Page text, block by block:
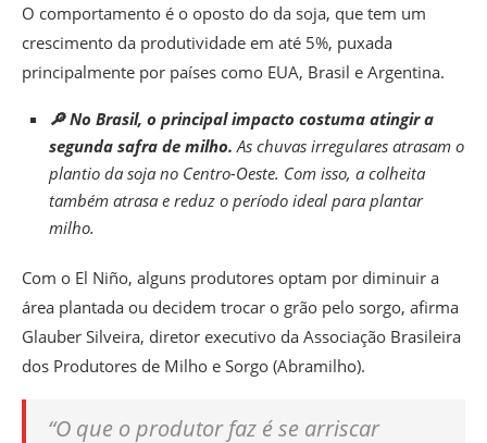
O comportamento é o oposto do da soja, que tem um
crescimento da produtividade em até 5%, puxada
principalmente por países como EUA, Brasil e Argentina.
🔎 No Brasil, o principal impacto costuma atingir a
segunda safra de milho. As chuvas irregulares atrasam o
plantio da soja no Centro-Oeste. Com isso, a colheita
também atrasa e reduz o período ideal para plantar
milho.
Com o El Niño, alguns produtores optam por diminuir a
área plantada ou decidem trocar o grão pelo sorgo, afirma
Glauber Silveira, diretor executivo da Associação Brasileira
dos Produtores de Milho e Sorgo (Abramilho).
“O que o produtor faz é se arriscar